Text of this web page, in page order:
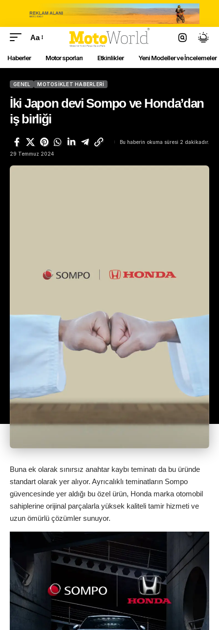
Aa
Haberler Motor sporları Etkinlikler Yeni Modeller ve İncelemeler
GENEL MOTOSIKLET HABERLERI
İki Japon devi Sompo ve Honda’dan
iş birliği
29 Temmuz 2024
Bu haberin okuma süresi 2 dakikadır.
Buna ek olarak sınırsız anahtar kaybı teminatı da bu üründe
standart olarak yer alıyor. Ayrıcalıklı teminatların Sompo
güvencesinde yer aldığı bu özel ürün, Honda marka otomobil
sahiplerine orijinal parçalarla yüksek kaliteli tamir hizmeti ve
uzun ömürlü çözümler sunuyor.